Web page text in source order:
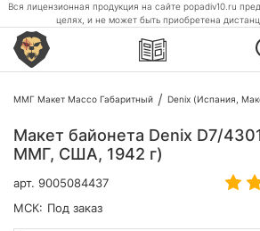
Вся лицензионная продукция на сайте popadiv10.ru
целях, и не может быть приобретена
ММГ Макет Массо Габаритный Denix (Испания,
Макет байонета Denix D7/
ММГ, США, 1942 г)
арт. 9005084437
МСК: Под заказ